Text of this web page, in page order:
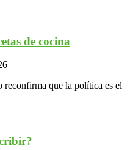
de cocina
reconfirma que la política es el